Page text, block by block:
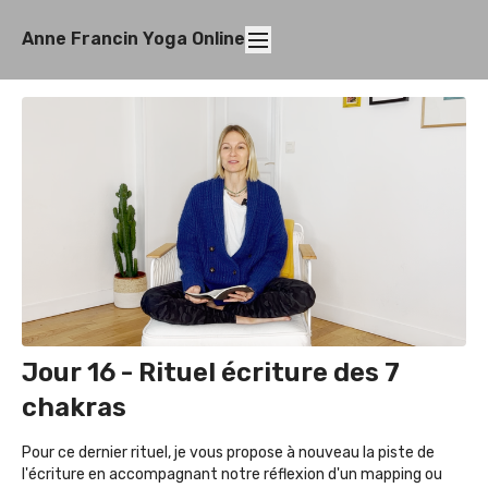
Anne Francin Yoga Online
Jour 16 - Rituel écriture des 7
chakras
Pour ce dernier rituel, je vous propose à nouveau la piste de
l'écriture en accompagnant notre réflexion d'un mapping ou